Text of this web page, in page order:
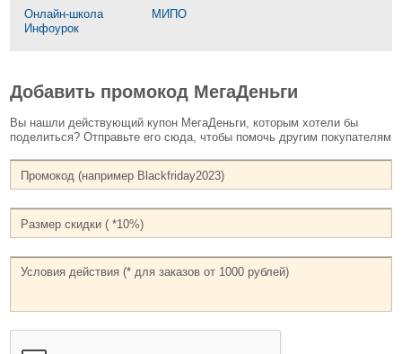
Онлайн-школа
Инфоурок
МИПО
Добавить промокод МегаДеньги
Вы нашли действующий купон МегаДеньги, которым хотели бы
поделиться? Отправьте его сюда, чтобы помочь другим покупателям